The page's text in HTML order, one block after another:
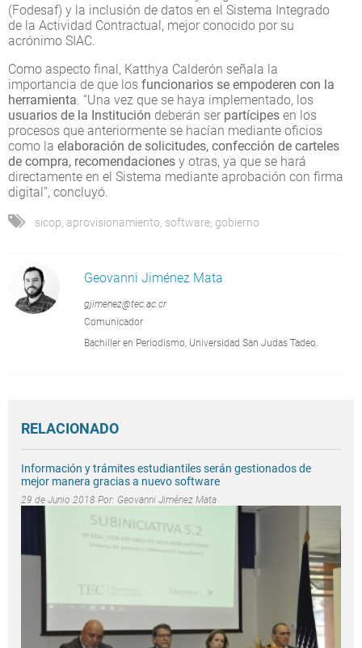
(Fodesaf) y la inclusión de datos en el Sistema Integrado
de la Actividad Contractual, mejor conocido por su
acrónimo SIAC.
Como aspecto final, Katthya Calderón señala la
importancia de que los funcionarios se empoderen con la
herramienta. “Una vez que se haya implementado, los
usuarios de la Institución deberán ser partícipes en los
procesos que anteriormente se hacían mediante oficios
como la elaboración de solicitudes, confección de carteles
de compra, recomendaciones y otras, ya que se hará
directamente en el Sistema mediante aprobación con firma
digital”, concluyó.
sicop aprovisionamiento software gobierno
Geovanni Jiménez Mata
gjimenez@tec.ac.cr
Comunicador
Bachiller en Periodismo, Universidad San Judas Tadeo.
RELACIONADO
Información y trámites estudiantiles serán gestionados de
mejor manera gracias a nuevo software
29 de Junio 2018 Por: Geovanni Jiménez Mata